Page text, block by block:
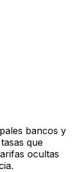
bancos y
que
ocultas